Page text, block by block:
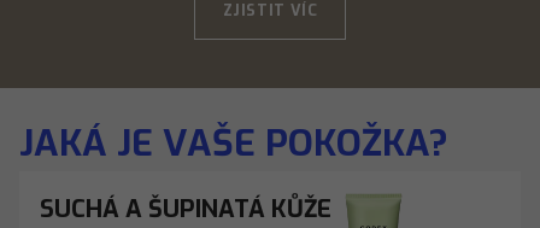
ZJISTIT VÍC
JAKÁ JE VAŠE POKOŽKA?
SUCHÁ A ŠUPINATÁ KŮŽE